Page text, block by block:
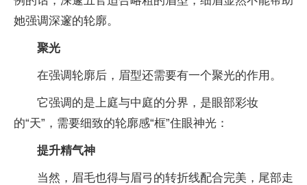
她强调深邃的轮廓。
聚光
在强调轮廓后，眉型还需要有一个聚光的作用。
它强调的是上庭与中庭的分界，是眼部彩妆
的“天”，需要细致的轮廓感“框”住眼神光：
提升精气神
当然，眉毛也得与眉弓的转折线配合完美，尾部走